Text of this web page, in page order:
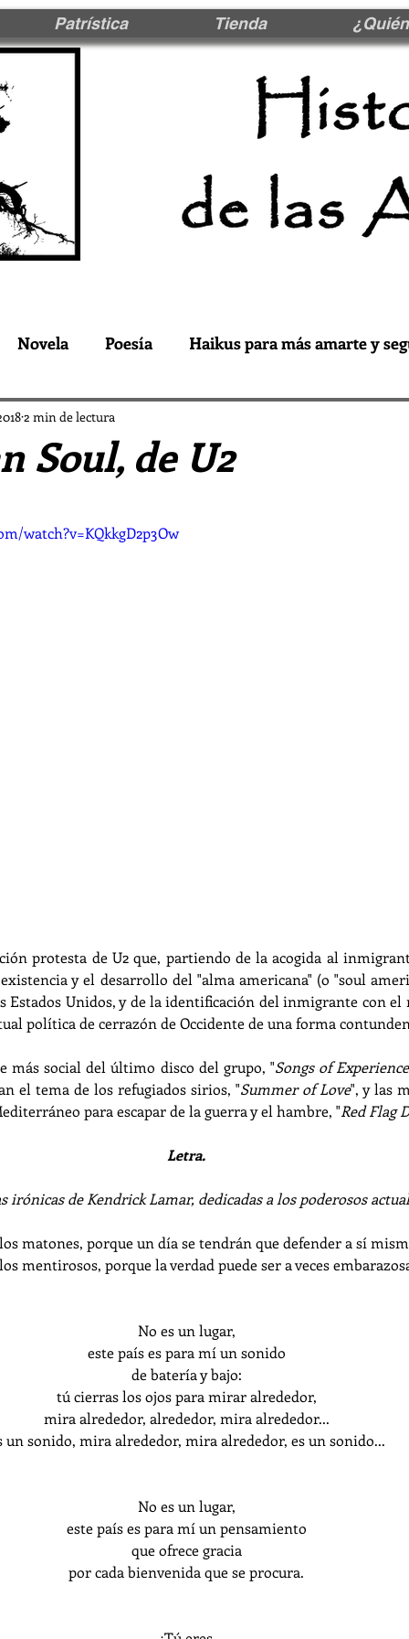
Patrística Tienda
Novela Poesía Haikus para más amarte y
a las Afueras
Soul, de U2
2 min de lectura
watch?v=KQkkgD2p3Ow
protesta de U2 que, partiendo de la acogida al
y el desarrollo del "alma americana" (o "soul
Estados Unidos, y de la identificación del inmigrante con el
política de cerrazón de Occidente de una forma
más social del último disco del grupo, "Songs of Experience
el tema de los refugiados sirios, "Summer of Love", y las
para escapar de la guerra y el hambre, "Red Flag
Letra.
de Kendrick Lamar, dedicadas a los poderosos
matones, porque un día se tendrán que defender a sí
mentirosos, porque la verdad puede ser a veces
No es un lugar,
este país es para mí un sonido
de batería y bajo:
tú cierras los ojos para mirar alrededor,
mira alrededor, alrededor, mira alrededor...
un sonido, mira alrededor, mira alrededor, es un sonido...
No es un lugar,
este país es para mí un pensamiento
que ofrece gracia
por cada bienvenida que se procura.